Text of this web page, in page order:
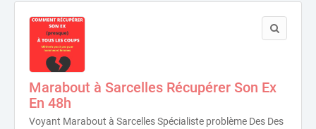
Marabout à Sarcelles Récupérer Son Ex
En 48h
Voyant Marabout à Sarcelles Spécialiste problème Des Des